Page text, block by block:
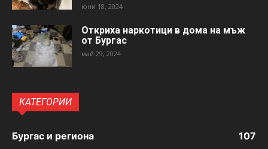
юни 18, 2024
Откриха наркотици в дома на мъж
от Бургас
май 29, 2024
КАТЕГОРИИ
Бургас и региона
107